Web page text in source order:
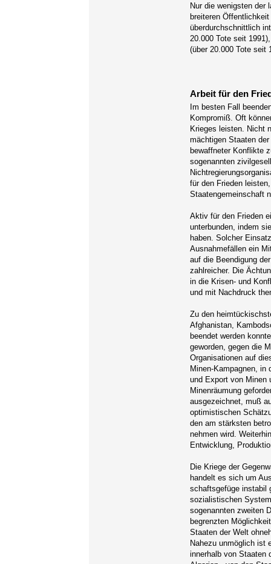
Nur die wenigsten der
breiteren
überdurchschnittlich
20.000 Tote seit
(über 20.000 Tote seit
Arbeit für den
Im besten Fall
Kompromiß. Oft
Krieges leisten. Nicht
mächtigen Staaten
bewaffneter Konflikte
sogenannten
für den Frieden
Staatengemeinschaft
Aktiv für den Frieden
unterbunden, indem
haben. Solcher
Ausnahmefällen ein
auf die Beendigung
zahlreicher. Die
in die Krisen- und
und mit Nachdruck
Zu den
Afghanistan,
beendet werden
geworden, gegen die
Organisationen auf
Minen-Kampagnen, in
und Export von Minen
Minenräumung
ausgezeichnet, muß
optimistischen
den am stärksten
nehmen wird.
Entwicklung,
Die Kriege der
handelt es sich um
schaftsgefüge instabil
sozialistischen
sogenannten zweiten
begrenzten
Staaten der Welt
Nahezu unmöglich ist
innerhalb von Staaten